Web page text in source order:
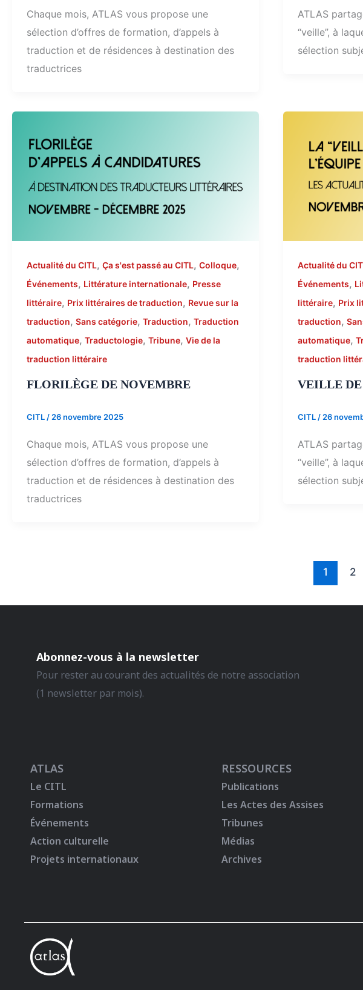
Chaque mois, ATLAS vous propose une
sélection d’offres de formation, d’appels à
traduction et de résidences à destination des
traductrices
ATLAS
“veille”, à
sélection
Actualité du CITL, Ça s'est passé au CITL, Colloque,
Événements, Littérature internationale, Presse
littéraire, Prix littéraires de traduction, Revue sur la
traduction, Sans catégorie, Traduction, Traduction
automatique, Traductologie, Tribune, Vie de la
traduction littéraire
FLORILÈGE DE NOVEMBRE
CITL / 26 novembre 2025
Chaque mois, ATLAS vous propose une
sélection d’offres de formation, d’appels à
traduction et de résidences à destination des
traductrices
Actualité du
Événements,
littéraire, Prix
traduction,
automatique,
traduction
VEILLE
CITL / 26
ATLAS
“veille”, à
sélection
1 2
Abonnez-vous à la newsletter
Pour rester au courant des actualités de notre association
(1 newsletter par mois).
ATLAS
Le CITL
Formations
Événements
Action culturelle
Projets internationaux
RESSOURCES
Publications
Les Actes des Assises
Tribunes
Médias
Archives